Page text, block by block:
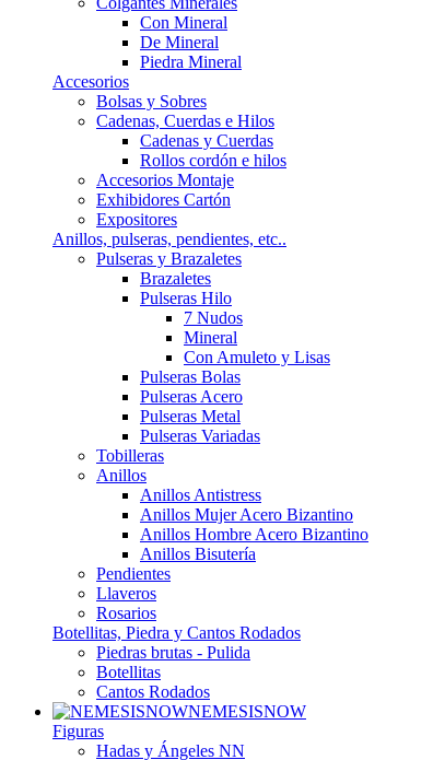
Con Mineral
De Mineral
Piedra Mineral
Accesorios
Bolsas y Sobres
Cadenas, Cuerdas e Hilos
Cadenas y Cuerdas
Rollos cordón e hilos
Accesorios Montaje
Exhibidores Cartón
Expositores
Anillos, pulseras, pendientes, etc..
Pulseras y Brazaletes
Brazaletes
Pulseras Hilo
7 Nudos
Mineral
Con Amuleto y Lisas
Pulseras Bolas
Pulseras Acero
Pulseras Metal
Pulseras Variadas
Tobilleras
Anillos
Anillos Antistress
Anillos Mujer Acero Bizantino
Anillos Hombre Acero Bizantino
Anillos Bisutería
Pendientes
Llaveros
Rosarios
Botellitas, Piedra y Cantos Rodados
Piedras brutas - Pulida
Botellitas
Cantos Rodados
NEMESISNOW
Figuras
Hadas y Ángeles NN